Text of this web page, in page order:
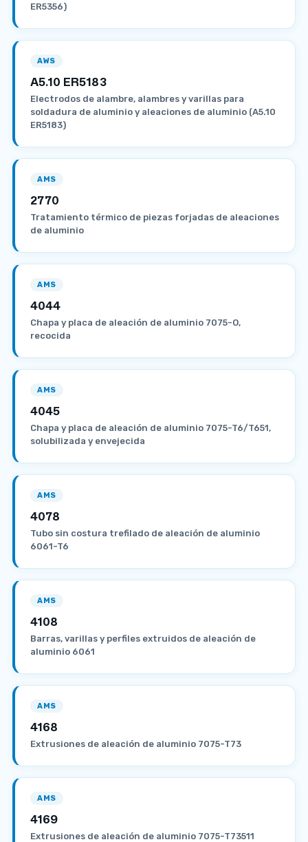
ER5356)
AWS
A5.10 ER5183
Electrodos de alambre, alambres y varillas para
soldadura de aluminio y aleaciones de aluminio (A5.10
ER5183)
AMS
2770
Tratamiento térmico de piezas forjadas de aleaciones
de aluminio
AMS
4044
Chapa y placa de aleación de aluminio 7075-O,
recocida
AMS
4045
Chapa y placa de aleación de aluminio 7075-T6/T651,
solubilizada y envejecida
AMS
4078
Tubo sin costura trefilado de aleación de aluminio
6061-T6
AMS
4108
Barras, varillas y perfiles extruidos de aleación de
aluminio 6061
AMS
4168
Extrusiones de aleación de aluminio 7075-T73
AMS
4169
Extrusiones de aleación de aluminio 7075-T73511